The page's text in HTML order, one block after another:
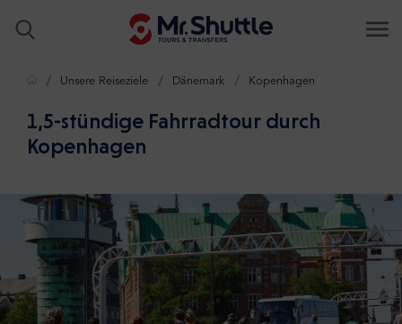
ZuhauseUnsere Reiseziele Dänemark Kopenhagen
1,5-stündige Fahrradtour durch
Kopenhagen